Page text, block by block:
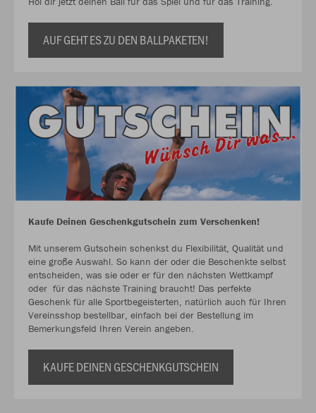
AUF GEHT ES ZU DEN BALLPAKETEN!
Kaufe Deinen Geschenkgutschein zum Verschenken!
Mit unserem Gutschein schenkst du Flexibilität, Qualität und
eine große Auswahl. So kann der oder die Beschenkte selbst
entscheiden, was sie oder er für den nächsten Wettkampf
oder für das nächste Training braucht! Das perfekte
Geschenk für alle Sportbegeisterten, natürlich auch für Ihren
Vereinsshop bestellbar, einfach bei der Bestellung im
Bemerkungsfeld Ihren Verein angeben.
KAUFE DEINEN GESCHENKGUTSCHEIN